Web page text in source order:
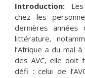
Introduction:
chez les
dernières
littérature,
l’Afrique a du mal
des AVC, elle doit
défi : celui de